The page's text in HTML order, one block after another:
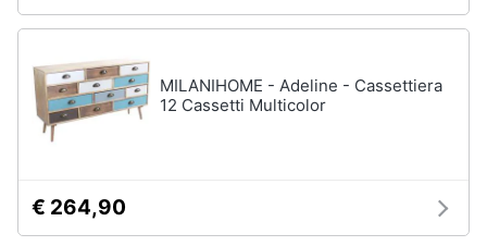
MILANIHOME - Adeline - Cassettiera
12 Cassetti Multicolor
€ 264,90